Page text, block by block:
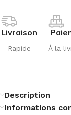
Livraison
Rapide À la
Description
Informations